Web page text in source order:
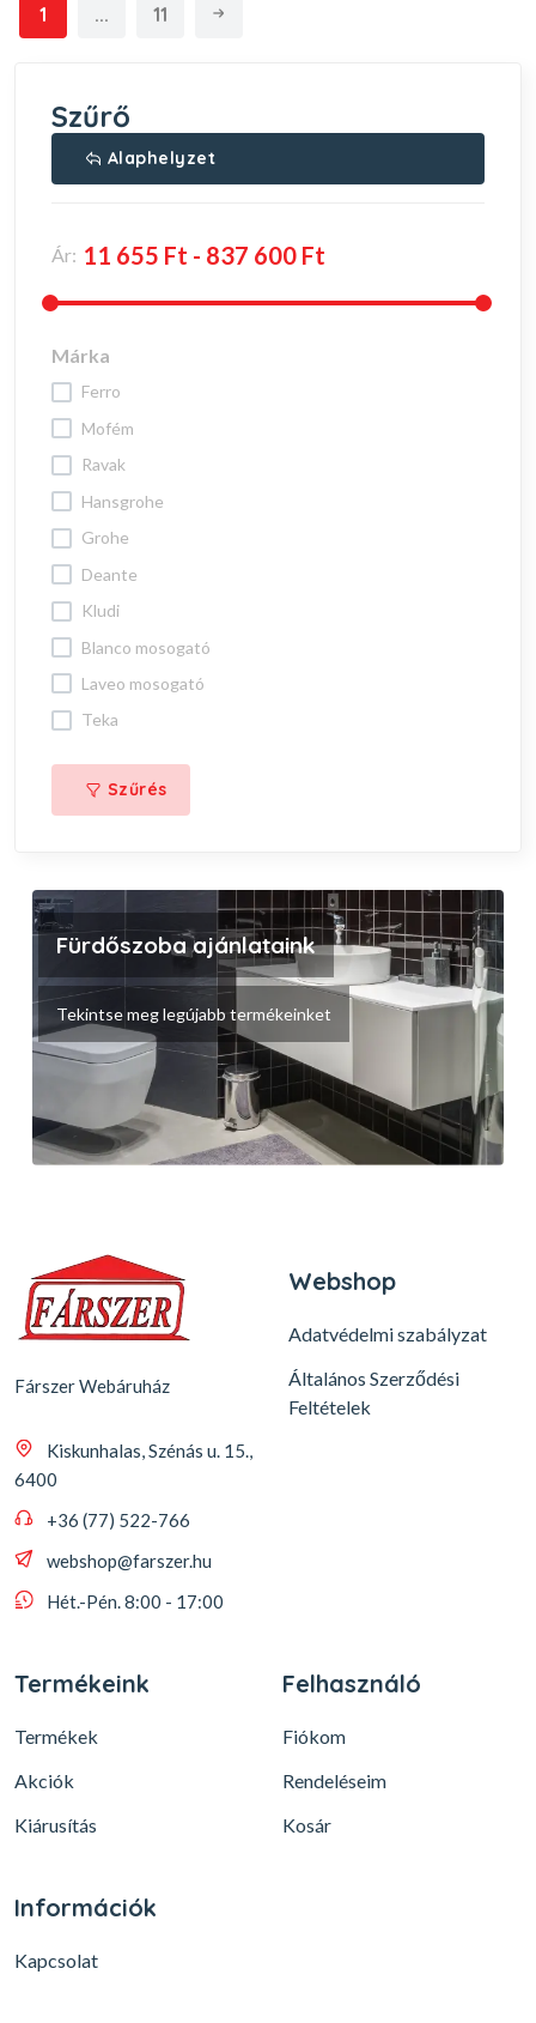
1 ... 11
Szűrő
Alaphelyzet
Ár:
Márka
ferro
mofém
ravak
hansgrohe
grohe
deante
kludi
blanco mosogató
laveo mosogató
teka
Szűrés
Fürdőszoba ajánlataink
Tekintse meg legújabb termékeinket
Fárszer Webáruház
Kiskunhalas, Szénás u. 15.,
6400
+36 (77) 522-766
webshop@farszer.hu
Hét.-Pén. 8:00 - 17:00
Webshop
Adatvédelmi szabályzat
Általános Szerződési
Feltételek
Termékeink
Termékek
Akciók
Kiárusítás
Felhasználó
Fiókom
Rendeléseim
Kosár
Információk
Kapcsolat